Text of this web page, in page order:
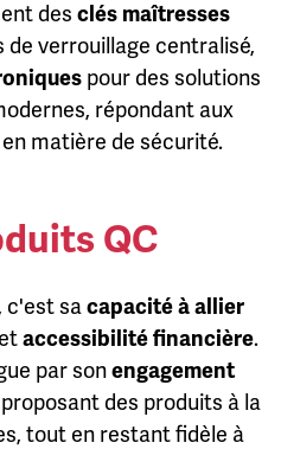
des clés maîtresses
verrouillage centralisé,
pour des solutions
répondant aux
matière de sécurité.
QC
c'est sacapacité à allier
accessibilité financière.
par sonengagement
des produits à la
tout en restant fidèle à